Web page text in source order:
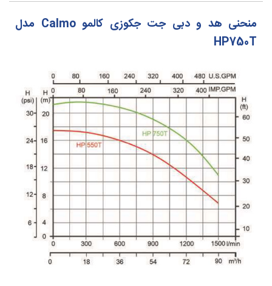
منحنی هد و دبی جت جکوزی کالمو Calmo مدل
HP750T